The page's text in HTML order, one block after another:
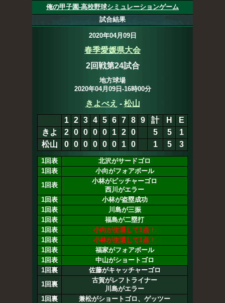
俺の甲子園-高校野球シミュレーションゲーム
試合結果
2020年04月09日
春季愛媛県大会
2回戦第24試合
地方球場
2020年04月09日-16時00分
きよべえ - 松山
1
2 3 4 5 6 7 8 9 計 H
E
きよ
2 0 0 0 0 1 2 0 5 6
1
松山
0 0 0 0 0 0 1 0 1 5 3
1回表
北沢がサードゴロ
1回表
小向がフォアボール
1回表
小林がピッチャーゴロ
西川がエラー
1回表
小林が盗塁成功
1回表
川島が三振
1回表
福島が二塁打
1回表
小向が生還して1点！
1回表
小林が生還して1点！
1回表
福家がフォアボール
1回表
中山がショートゴロ
1回裏
佐藤がキャッチャーゴロ
1回裏
古賀がレフトライナー
川島がエラー
1回裏
兼松がショートゴロ、ゲッツー